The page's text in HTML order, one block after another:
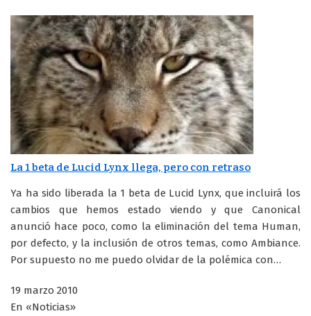
La 1 beta de Lucid Lynx llega, pero con retraso
Ya ha sido liberada la 1 beta de Lucid Lynx, que incluirá los
cambios que hemos estado viendo y que Canonical
anunció hace poco, como la eliminación del tema Human,
por defecto, y la inclusión de otros temas, como Ambiance.
Por supuesto no me puedo olvidar de la polémica con…
19 marzo 2010
En «Noticias»